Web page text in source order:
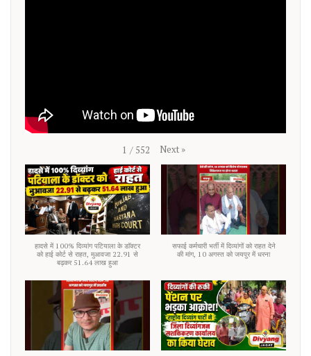
1 / 552 Next »
हादसे में 100% दिव्यांग पटियाला के डाॅक्टर
को हाई कोर्ट से राहत, मुआवजा 22.91 से
बढ़कर 51.64 लाख हुआ
सफाई कर्मचारी भर्ती में दिव्यांगों को राहत देने
की मांग, 10 अगस्त को जयपुर में धरना